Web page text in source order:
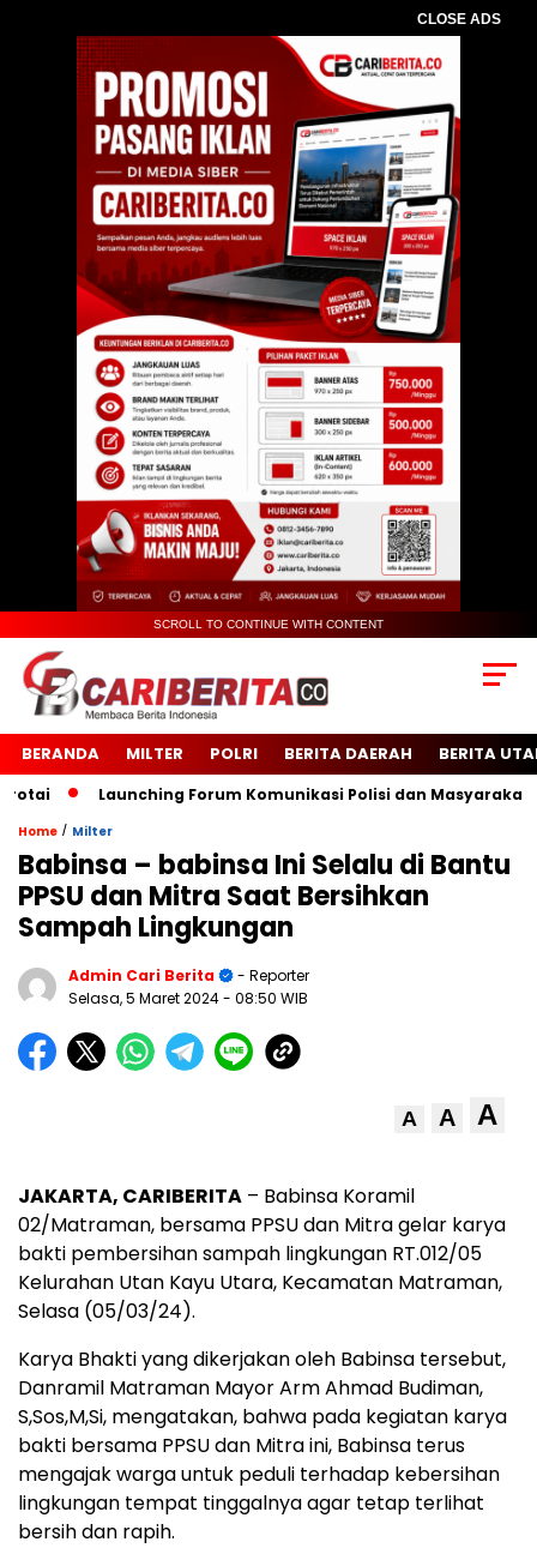
CLOSE ADS
SCROLL TO CONTINUE WITH CONTENT
BERANDA MILTER POLRI BERITA DAERAH BERITA
Launching Forum Komunikasi Polisi dan Masyarakat
Home / Milter
Babinsa – babinsa Ini Selalu di Bantu
PPSU dan Mitra Saat Bersihkan
Sampah Lingkungan
Admin Cari Berita
- Reporter
Selasa, 5 Maret 2024- 08:50 WIB
A A A
JAKARTA, CARIBERITA – Babinsa Koramil
02/Matraman, bersama PPSU dan Mitra gelar karya
bakti pembersihan sampah lingkungan RT.012/05
Kelurahan Utan Kayu Utara, Kecamatan Matraman,
Selasa (05/03/24).
Karya Bhakti yang dikerjakan oleh Babinsa tersebut,
Danramil Matraman Mayor Arm Ahmad Budiman,
S,Sos,M,Si, mengatakan, bahwa pada kegiatan karya
bakti bersama PPSU dan Mitra ini, Babinsa terus
mengajak warga untuk peduli terhadap kebersihan
lingkungan tempat tinggalnya agar tetap terlihat
bersih dan rapih.